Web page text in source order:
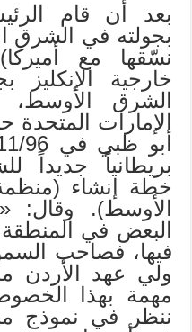
بعد أن قام
بجولته في الشرق
نسّقها مع
خارجية
الشرق الأوسط،
الإمارات
بريطانياً جديداً
خطة إنشاء
الأوسط). وقال:
البعض في المنطقة
فيها، فصاحب
ولي عهد الأردن
مهمة بهذا
ننظر في نموذج